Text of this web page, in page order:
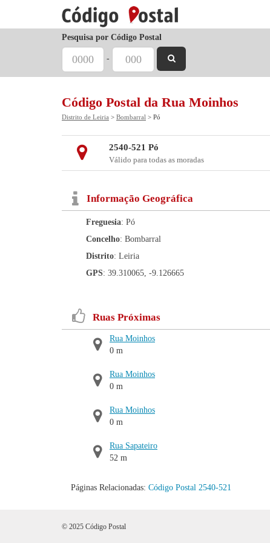
Pesquisa por Código Postal
-
Código Postal da Rua Moinhos
Distrito de Leiria > Bombarral > Pó
2540-521 Pó
Válido para todas as moradas
Informação Geográfica
Freguesia: Pó
Concelho: Bombarral
Distrito: Leiria
GPS: 39.310065, -9.126665
Ruas Próximas
Rua Moinhos
0 m
Rua Moinhos
0 m
Rua Moinhos
0 m
Rua Sapateiro
52 m
Páginas Relacionadas: Código Postal 2540-521
© 2025 Código Postal